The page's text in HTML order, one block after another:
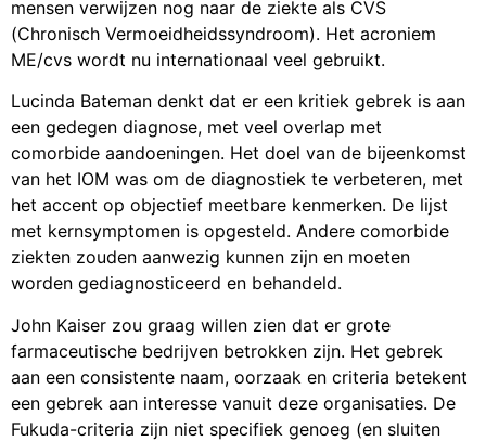
mensen verwijzen nog naar de ziekte als CVS
(Chronisch Vermoeidheidssyndroom). Het acroniem
ME/cvs wordt nu internationaal veel gebruikt.
Lucinda Bateman denkt dat er een kritiek gebrek is aan
een gedegen diagnose, met veel overlap met
comorbide aandoeningen. Het doel van de bijeenkomst
van het IOM was om de diagnostiek te verbeteren, met
het accent op objectief meetbare kenmerken. De lijst
met kernsymptomen is opgesteld. Andere comorbide
ziekten zouden aanwezig kunnen zijn en moeten
worden gediagnosticeerd en behandeld.
John Kaiser zou graag willen zien dat er grote
farmaceutische bedrijven betrokken zijn. Het gebrek
aan een consistente naam, oorzaak en criteria betekent
een gebrek aan interesse vanuit deze organisaties. De
Fukuda-criteria zijn niet specifiek genoeg (en sluiten